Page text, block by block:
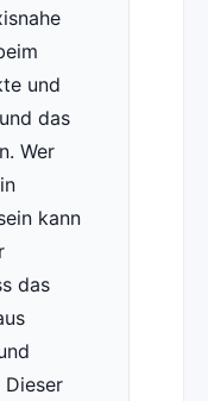
und
das
Wer
kann
das
Dieser